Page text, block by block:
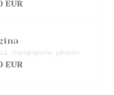
EUR
champignons, jambon
EUR